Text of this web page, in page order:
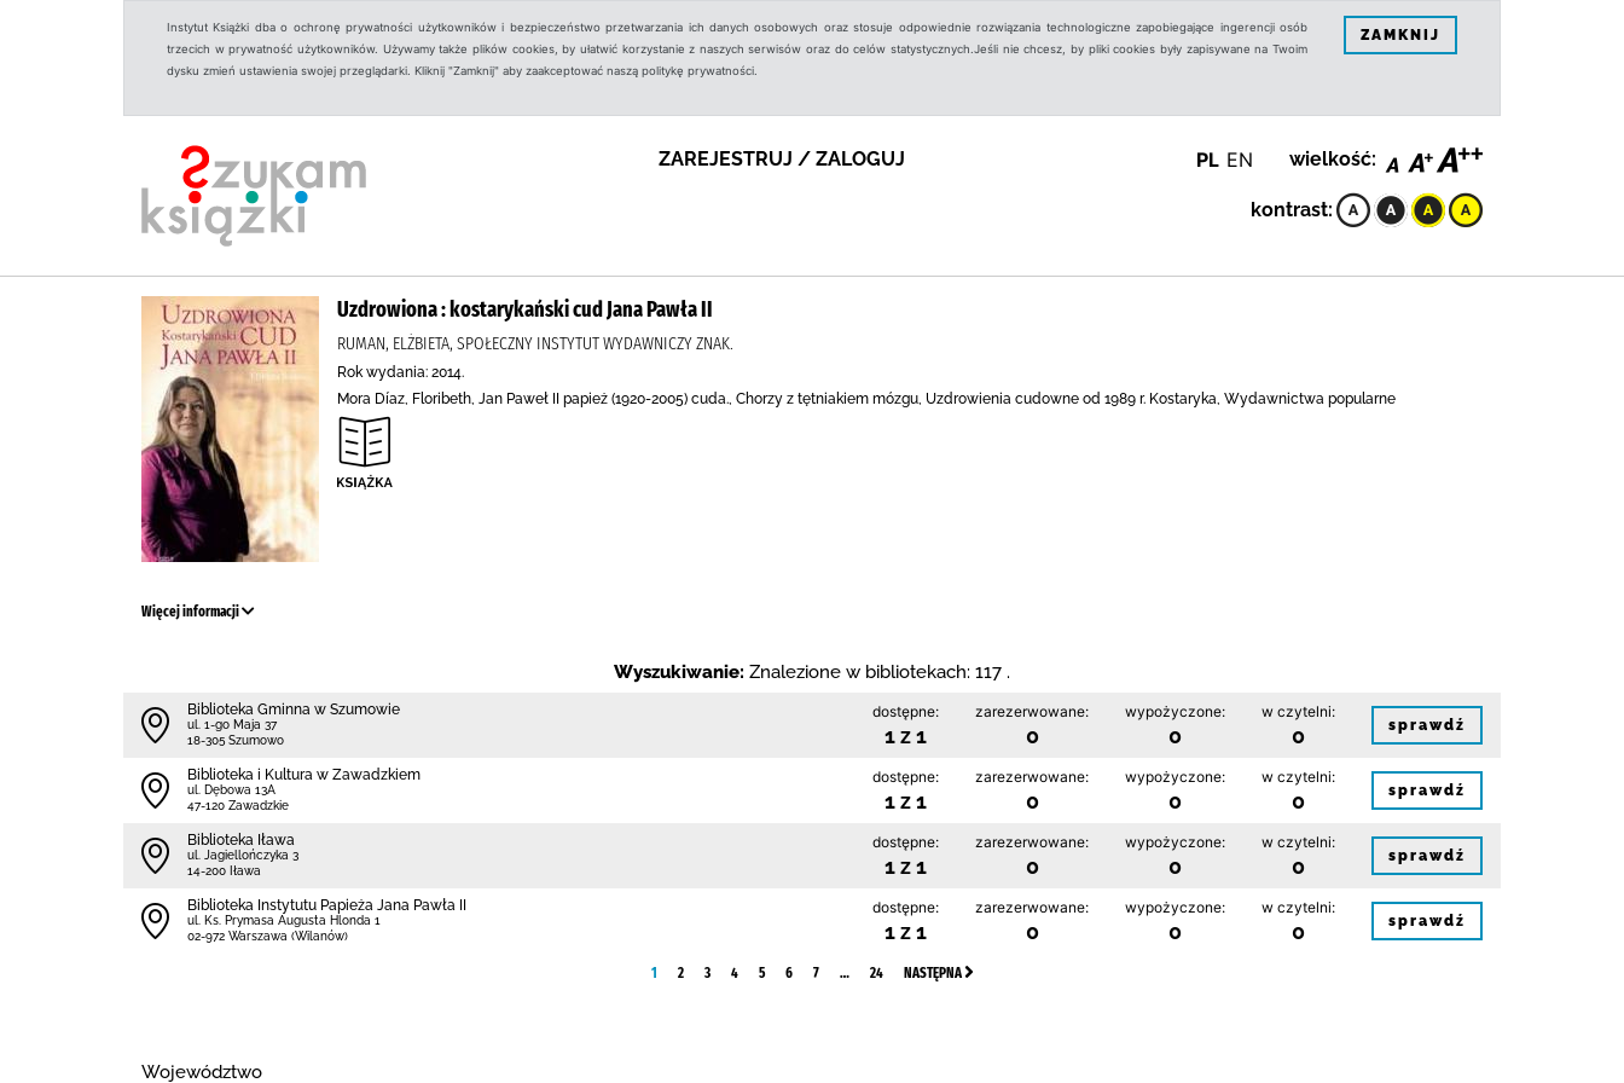
Instytut Książki dba o ochronę prywatności użytkowników i bezpieczeństwo przetwarzania ich danych osobowych oraz stosuje odpowiednie rozwiązania technologiczne zapobiegające ingerencji osób
trzecich w prywatność użytkowników. Używamy także plików cookies, by ułatwić korzystanie z naszych serwisów oraz do celów statystycznych.Jeśli nie chcesz, by pliki cookies były zapisywane na Twoim
dysku zmień ustawienia swojej przeglądarki. Kliknij "Zamknij" aby zaakceptować naszą politykę prywatności.
ZAMKNIJ
ZAREJESTRUJ / ZALOGUJ PL EN wielkość:
kontrast:
Uzdrowiona : kostarykański cud Jana Pawła II
RUMAN, ELŻBIETA, SPOŁECZNY INSTYTUT WYDAWNICZY ZNAK.
Rok wydania: 2014.
Mora Díaz, Floribeth, Jan Paweł II papież (1920-2005) cuda., Chorzy z tętniakiem mózgu, Uzdrowienia cudowne od 1989 r. Kostaryka, Wydawnictwa popularne
Więcej informacji
Wyszukiwanie: Znalezione w bibliotekach: 117 .
Biblioteka Gminna w Szumowie
ul. 1-go Maja 37
18-305 Szumowo
dostępne:
1 z 1
zarezerwowane:
0
wypożyczone:
0
w czytelni:
0 sprawdź
Biblioteka i Kultura w Zawadzkiem
ul. Dębowa 13A
47-120 Zawadzkie
dostępne:
1 z 1
zarezerwowane:
0
wypożyczone:
0
w czytelni:
0 sprawdź
Biblioteka Iława
ul. Jagiellończyka 3
14-200 Iława
dostępne:
1 z 1
zarezerwowane:
0
wypożyczone:
0
w czytelni:
0 sprawdź
Biblioteka Instytutu Papieża Jana Pawła II
ul. Ks. Prymasa Augusta Hlonda 1
02-972 Warszawa (Wilanów)
dostępne:
1 z 1
zarezerwowane:
0
wypożyczone:
0
w czytelni:
0 sprawdź
1 2 3 4 5 6 7 … 24 NASTĘPNA
Województwo